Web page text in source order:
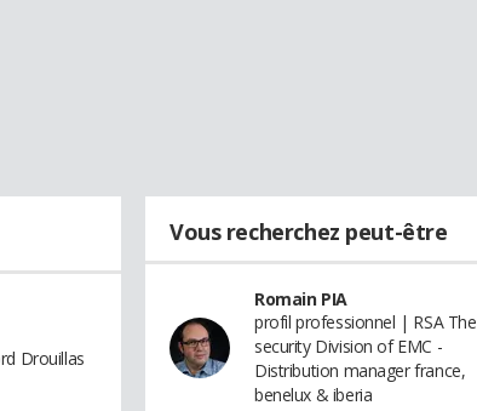
Drouillas
Vous recherchez peut-être
Romain PIA
profil professionnel | RSA The
security Division of EMC -
Distribution manager france,
benelux & iberia